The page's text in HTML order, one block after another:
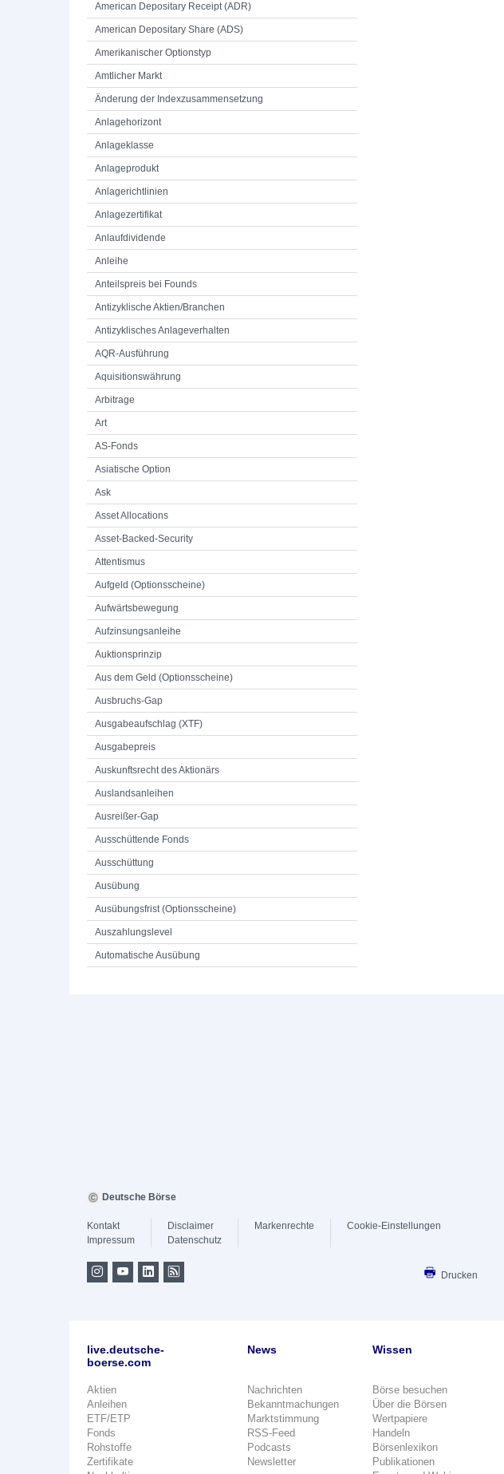
American Depositary Receipt (ADR)
American Depositary Share (ADS)
Amerikanischer Optionstyp
Amtlicher Markt
Änderung der Indexzusammensetzung
Anlagehorizont
Anlageklasse
Anlageprodukt
Anlagerichtlinien
Anlagezertifikat
Anlaufdividende
Anleihe
Anteilspreis bei Founds
Antizyklische Aktien/Branchen
Antizyklisches Anlageverhalten
AQR-Ausführung
Aquisitionswährung
Arbitrage
Art
AS-Fonds
Asiatische Option
Ask
Asset Allocations
Asset-Backed-Security
Attentismus
Aufgeld (Optionsscheine)
Aufwärtsbewegung
Aufzinsungsanleihe
Auktionsprinzip
Aus dem Geld (Optionsscheine)
Ausbruchs-Gap
Ausgabeaufschlag (XTF)
Ausgabepreis
Auskunftsrecht des Aktionärs
Auslandsanleihen
Ausreißer-Gap
Ausschüttende Fonds
Ausschüttung
Ausübung
Ausübungsfrist (Optionsscheine)
Auszahlungslevel
Automatische Ausübung
Deutsche Börse
Kontakt
Impressum
Disclaimer
Datenschutz
Markenrechte Cookie-Einstellungen
Drucken
live.deutsche-
boerse.com
Aktien
Anleihen
ETF/ETP
Fonds
Rohstoffe
Zertifikate
News
Nachrichten
Bekanntmachungen
Marktstimmung
RSS-Feed
Podcasts
Newsletter
Wissen
Börse besuchen
Über die Börsen
Wertpapiere
Handeln
Börsenlexikon
Publikationen